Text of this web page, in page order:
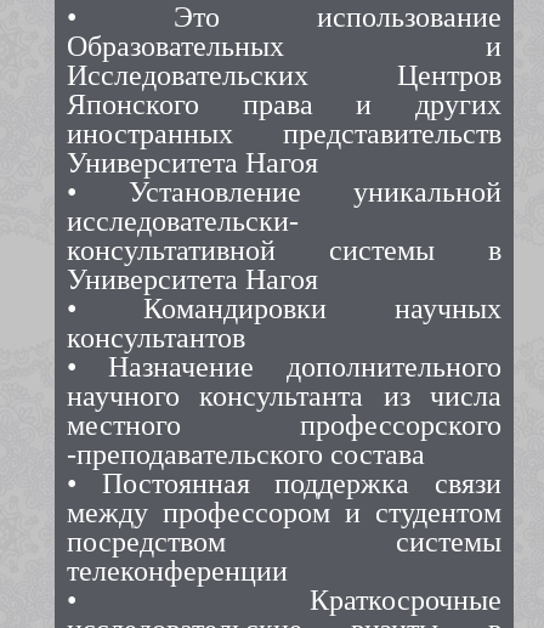
• Это использование
Образовательных и
Исследовательских Центров
Японского права и других
иностранных представительств
Университета Нагоя
• Установление уникальной
исследовательски-
консультативной системы в
Университета Нагоя
• Командировки научных
консультантов
• Назначение дополнительного
научного консультанта из числа
местного профессорского
-преподавательского состава
• Постоянная поддержка связи
между профессором и студентом
посредством системы
телеконференции
• Краткосрочные